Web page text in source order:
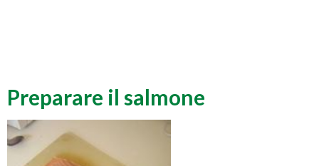
Preparare il salmone